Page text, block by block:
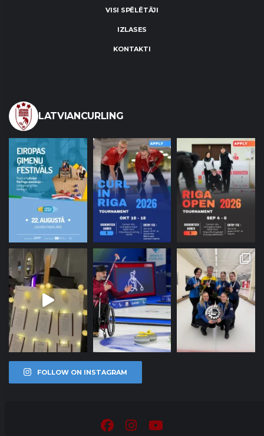
VISI SPĒLĒTĀJI
IZLASES
KONTAKTI
LATVIANCURLING
FOLLOW ON INSTAGRAM